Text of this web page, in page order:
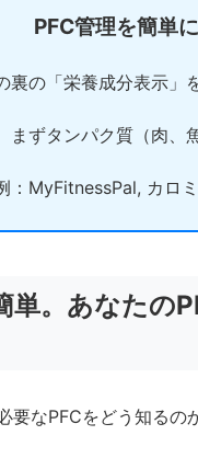
PFC管理を簡単
裏の「栄養成分表示」
まずタンパク質（肉、
：MyFitnessPal, カロ
単。あなたの
要なPFCをどう知る